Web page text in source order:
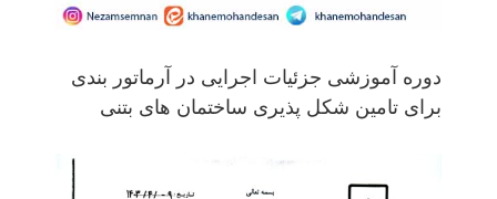
دوره آموزشی جزئیات اجرایی در آرماتور بندی
برای تامین شکل پذیری ساختمان های بتنی